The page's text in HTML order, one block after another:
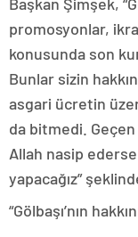
promosyonlar,
konusunda son
Bunlar sizin
asgari ücretin
da bitmedi. Geçen
Allah nasip
yapacağız”
“Gölbaşı’nın